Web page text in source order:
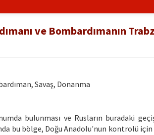
ve Bombardımanın
Savaş, Donanma
bulunması ve Rusların buradaki
bu bölge, Doğu Anadolu'nun kontrolü için